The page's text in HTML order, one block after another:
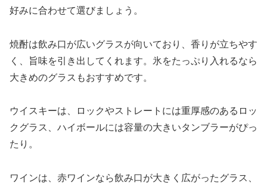
好みに合わせて選びましょう。
焼酎は飲み口が広いグラスが向いており、香りが立ちやす
く、旨味を引き出してくれます。氷をたっぷり入れるなら
大きめのグラスもおすすめです。
ウイスキーは、ロックやストレートには重厚感のあるロッ
クグラス、ハイボールには容量の大きいタンブラーがぴっ
たり。
ワインは、赤ワインなら飲み口が大きく広がったグラス、